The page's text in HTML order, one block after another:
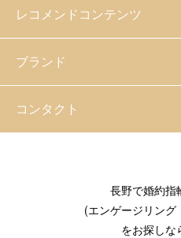
レコメンドコンテンツ
ブランド
コンタクト
長野で婚約指
(エンゲージリング
をお探しな